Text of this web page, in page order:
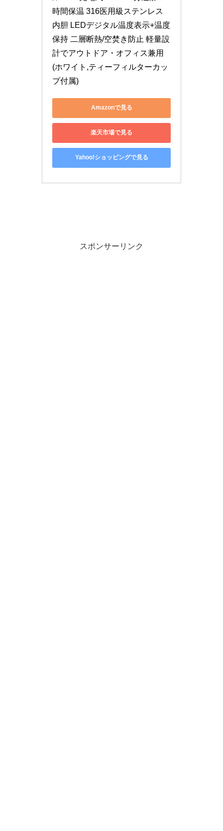
時間保温 316医用級ステンレス
内胆 LEDデジタル温度表示+温度
保持 二層断熱/空焚き防止 軽量設
計でアウトドア・オフィス兼用
(ホワイト,ティーフィルターカッ
プ付属)
Amazonで見る
楽天市場で見る
Yahoo!ショッピングで見る
スポンサーリンク